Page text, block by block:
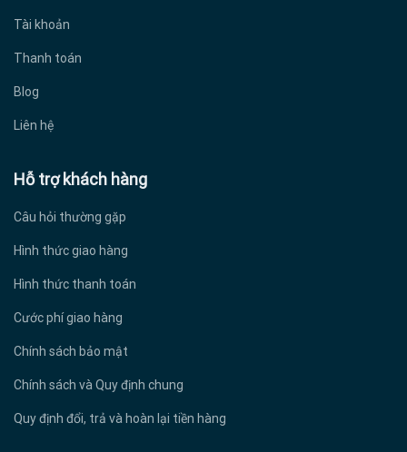
Tài khoản
Thanh toán
Blog
Liên hệ
Hỗ trợ khách hàng
Câu hỏi thường gặp
Hình thức giao hàng
Hình thức thanh toán
Cước phí giao hàng
Chính sách bảo mật
Chính sách và Quy định chung
Quy định đổi, trả và hoàn lại tiền hàng